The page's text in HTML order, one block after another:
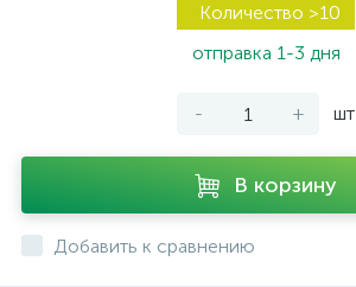
Количество >10
отправка 1-3 дня
- + шт
В корзину
Добавить к сравнению